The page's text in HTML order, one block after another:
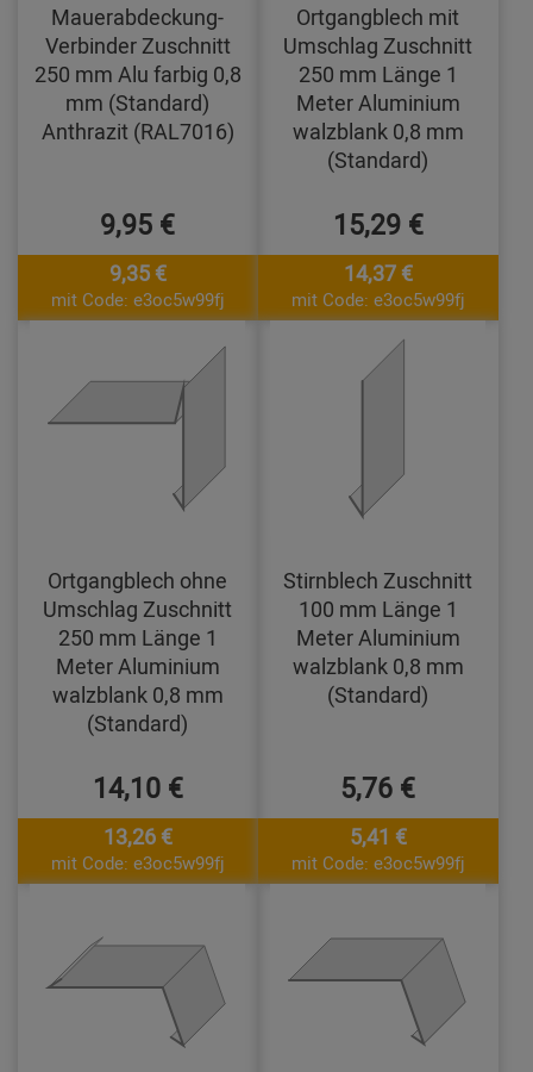
Mauerabdeckung-
Verbinder Zuschnitt
250 mm Alu farbig 0,8
mm (Standard)
Anthrazit (RAL7016)
9,95 €
9,35 €
mit Code: e3oc5w99fj
Ortgangblech mit
Umschlag Zuschnitt
250 mm Länge 1
Meter Aluminium
walzblank 0,8 mm
(Standard)
15,29 €
14,37 €
mit Code: e3oc5w99fj
Ortgangblech ohne
Umschlag Zuschnitt
250 mm Länge 1
Meter Aluminium
walzblank 0,8 mm
(Standard)
14,10 €
13,26 €
mit Code: e3oc5w99fj
Stirnblech Zuschnitt
100 mm Länge 1
Meter Aluminium
walzblank 0,8 mm
(Standard)
5,76 €
5,41 €
mit Code: e3oc5w99fj